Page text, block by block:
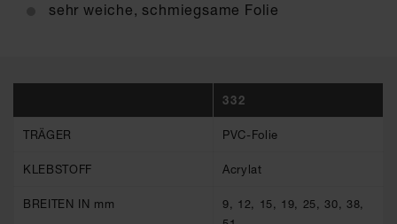
sehr weiche, schmiegsame Folie
332
TRÄGER PVC-Folie
KLEBSTOFF Acrylat
BREITEN IN mm
9, 12, 15, 19, 25, 30, 38,